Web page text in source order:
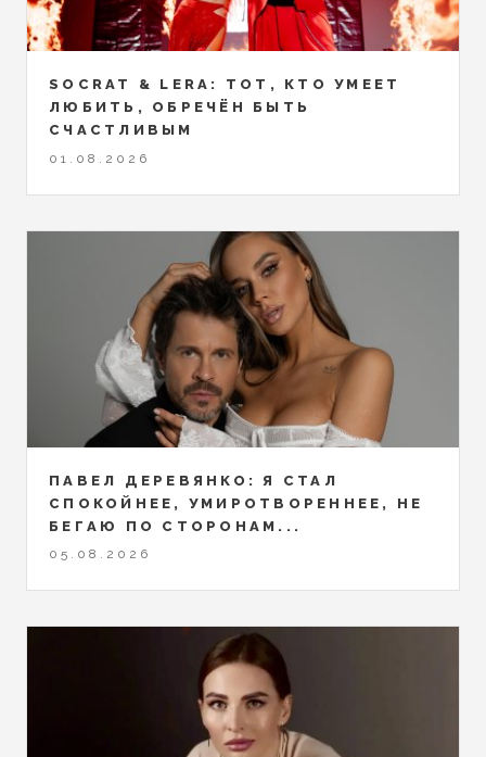
SOCRAT & LERA: ТОТ, КТО УМЕЕТ
ЛЮБИТЬ, ОБРЕЧЁН БЫТЬ
СЧАСТЛИВЫМ
01.08.2026
ПАВЕЛ ДЕРЕВЯНКО: Я СТАЛ
СПОКОЙНЕЕ, УМИРОТВОРЕННЕЕ, НЕ
БЕГАЮ ПО СТОРОНАМ...
05.08.2026